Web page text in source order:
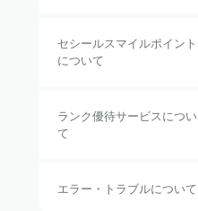
セシールスマイルポイント
について
ランク優待サービスについ
て
エラー・トラブルについて